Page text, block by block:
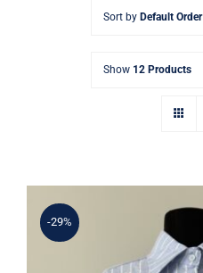
Sort by Default Order
Show 12 Products
-29%